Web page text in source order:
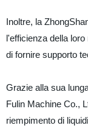
Inoltre, la
l'efficienza della
di fornire supporto
Grazie alla sua
Fulin Machine Co.,
riempimento di